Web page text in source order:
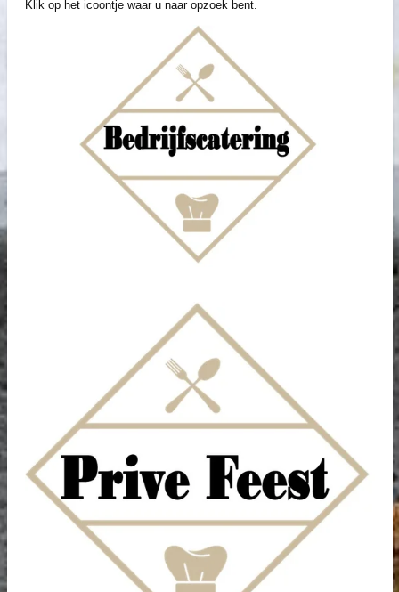
Klik op het icoontje waar u naar opzoek bent.